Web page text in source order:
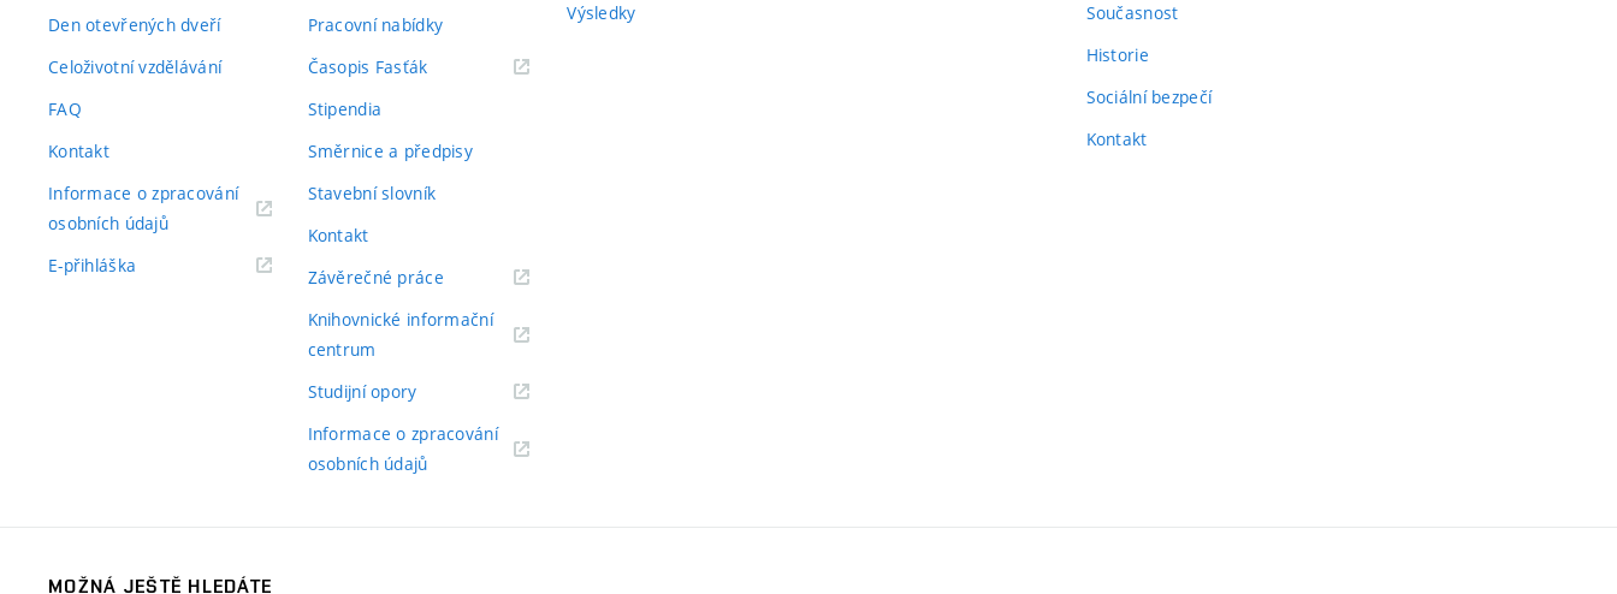
Den otevřených dveří
Celoživotní vzdělávání
FAQ
Kontakt
Informace o zpracování
osobních údajů(externí
E-přihláška
Pracovní nabídky
Časopis Fasťák(externí
Stipendia
Směrnice a předpisy
Stavební slovník
Kontakt
Závěrečné práce(externí
Knihovnické informační
centrum
Studijní opory(externí
Informace o zpracování
osobních údajů(externí
Výsledky
Současnost
Historie
Sociální bezpečí
Kontakt
MOŽNÁ JEŠTĚ HLEDÁTE